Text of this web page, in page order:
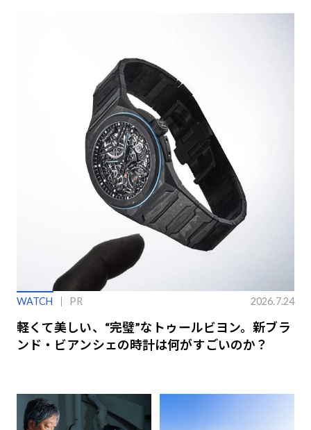
WATCH PR 2026.7.24
軽くて美しい、“完璧”なトゥールビヨン。新ブラ
ンド・ビアンシェの時計は何がすごいのか？